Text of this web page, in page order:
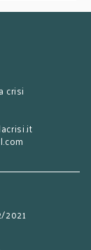
crisi
2021